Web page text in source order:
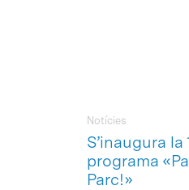
S’inaugura
programa
Parc!»
Notícies